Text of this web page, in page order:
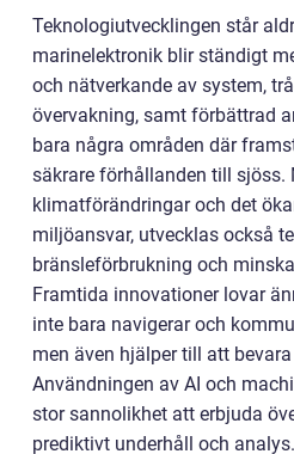
Teknologiutvecklingen står
marinelektronik blir ständigt
och nätverkande av system,
övervakning, samt förbättrad
bara några områden där
säkrare förhållanden till sjöss.
klimatförändringar och det
miljöansvar, utvecklas också
bränsleförbrukning och
Framtida innovationer lovar
inte bara navigerar och
men även hjälper till att
Användningen av AI och
stor sannolikhet att erbjuda
prediktivt underhåll och analys.